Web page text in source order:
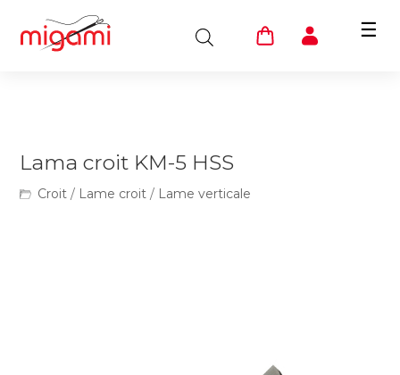
☰
Lama croit KM-5 HSS
Croit / Lame croit / Lame verticale